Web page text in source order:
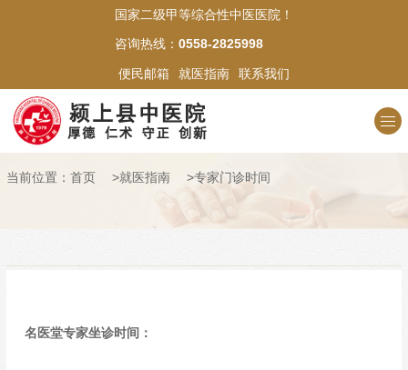
新闻中心
科室介绍
医苑风采
国家二级甲等综合性中医医院！
咨询热线： 0558-2825998
便民邮箱 就医指南 联系我们
当前位置： 首页 >就医指南 >专家门诊时间
名医堂专家坐诊时间：